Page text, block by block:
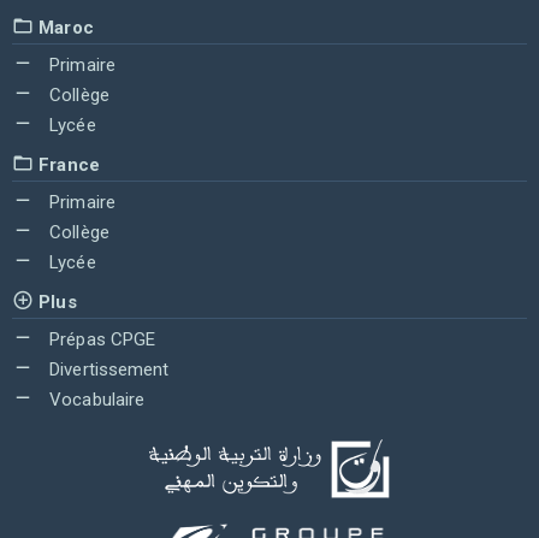
Maroc
Primaire
Collège
Lycée
France
Primaire
Collège
Lycée
Plus
Prépas CPGE
Divertissement
Vocabulaire